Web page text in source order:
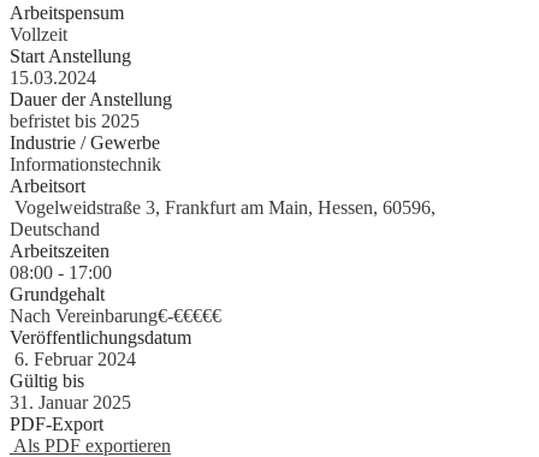
Arbeitspensum
Vollzeit
Start Anstellung
15.03.2024
Dauer der Anstellung
befristet bis 2025
Industrie / Gewerbe
Informationstechnik
Arbeitsort
Vogelweidstraße 3, Frankfurt am Main, Hessen, 60596,
Deutschand
Arbeitszeiten
08:00 - 17:00
Grundgehalt
Nach Vereinbarung€-€€€€€
Veröffentlichungsdatum
6. Februar 2024
Gültig bis
31. Januar 2025
PDF-Export
Als PDF exportieren